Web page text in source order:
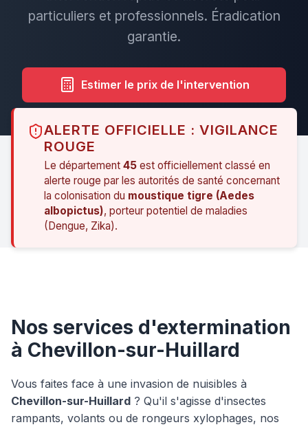
particuliers et professionnels. Éradication
garantie.
Estimer le prix de l'intervention
ALERTE OFFICIELLE : VIGILANCE
ROUGE
Le département 45 est officiellement classé en
alerte rouge par les autorités de santé concernant
la colonisation du moustique tigre (Aedes
albopictus), porteur potentiel de maladies
(Dengue, Zika).
Nos services d'extermination
à Chevillon-sur-Huillard
Vous faites face à une invasion de nuisibles à
Chevillon-sur-Huillard ? Qu'il s'agisse d'insectes
rampants, volants ou de rongeurs xylophages, nos